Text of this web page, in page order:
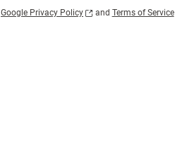
Google Privacy Policy and Terms of Service